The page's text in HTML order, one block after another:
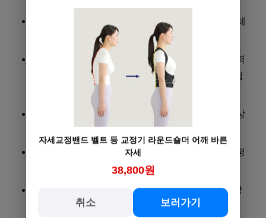
신체 측정: 키, 체중, 흉위, 복위 등을 측정하여 신체
의 기본적인 정보를 수집합니다.
시력 검사: 시력의 양호 여부를 확인하기 위해 시력
검사를 실시합니다. 일반적으로 0.7 이상이 요구됩
청력 검사: 소리의 인지 능력을 평가하여 청력의 상
태를 확인합니다.
혈압 측정: 혈압을 측정하여 심혈관 건강 상태를 평
심전도 검사: 심장의 전기적 활동을 기록하여 심장
질환의 유무를 확인합니다.
자세교정밴드 벨트 등 교정기 라운드숄더 어깨 바른
자세
38,800원
취소 보러가기